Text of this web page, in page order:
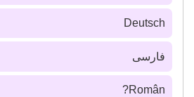
Deutsch
فارسى
Român?